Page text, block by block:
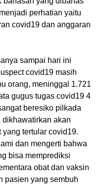
perhatian yaitu
covid19 dan anggaran
sampai hari ini
covid19 masih
orang, meninggal 1.721
gugus tugas covid19 4
beresiko pilkada
akan
tertular covid19.
dan mengerti bahwa
bisa memprediksi
obat dan vaksin
pasien yang sembuh